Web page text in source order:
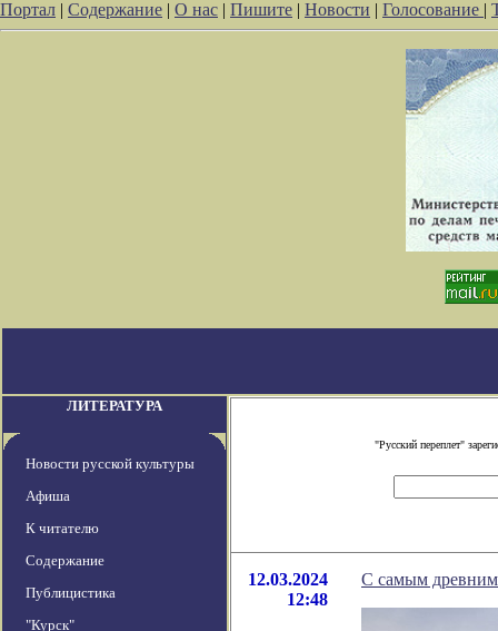
Портал | Содержание | О нас | Пишите | Новости | Голосование |
ЛИТЕРАТУРА
Новости русской культуры
Афиша
К читателю
Содержание
Публицистика
"Курск"
"Русский переплет"
12.03.2024
12:48
С самым